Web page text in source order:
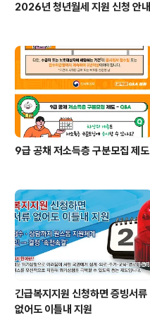
2026년 청년월세 지원 신청 안내
9급 공채 저소득층 구분모집 제도
긴급복지지원 신청하면 증빙서류
없어도 이틀내 지원